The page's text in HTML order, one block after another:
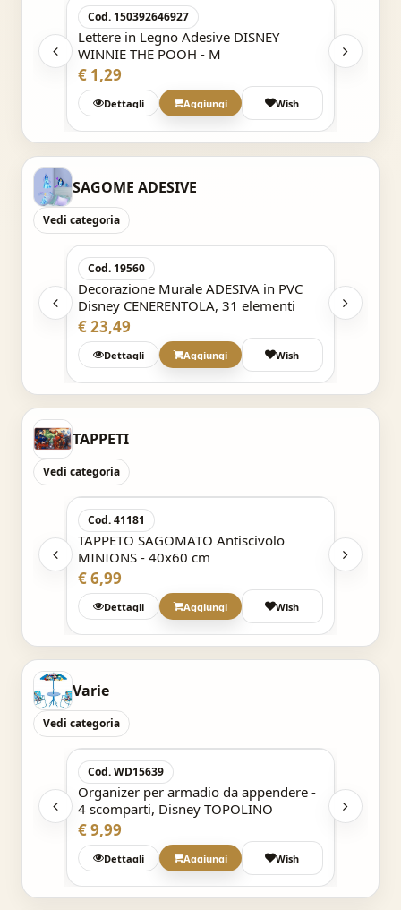
Cod. 150392646927
Lettere in Legno Adesive DISNEY
WINNIE THE POOH - M
€ 1,29
Dettagli Aggiungi Wish
Lettere
SAGOME ADESIVE
Vedi categoria
Cod. 19560
Decorazione Murale ADESIVA in PVC
Disney CENERENTOLA, 31 elementi
€ 23,49
Dettagli Aggiungi Wish
TAPPETI
Vedi categoria
Cod. 41181
TAPPETO SAGOMATO Antiscivolo
MINIONS - 40x60 cm
€ 6,99
Dettagli Aggiungi Wish
Varie
Vedi categoria
Cod. WD15639
Organizer per armadio da appendere -
4 scomparti, Disney TOPOLINO
€ 9,99
Dettagli Aggiungi Wish
4